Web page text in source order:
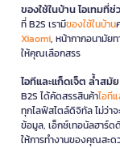
ของใช้ในบ้าน ไอเทมที่
ที่ B2S เรามีของใช้ในบ้าน
Xiaomi, หน้ากากอนามัย
ให้คุณเลือกสรร
ไอทีและแก็ดเจ็ต ล้ำส
B2S ได้คัดสรรสินค้าไอที
ทุกไลฟ์สไตล์ดิจิทัล ไม่ว่าจ
ข้อมูล, เอ็กซ์เทอนัลฮาร์ด
ให้การทำงานของคุณสะ